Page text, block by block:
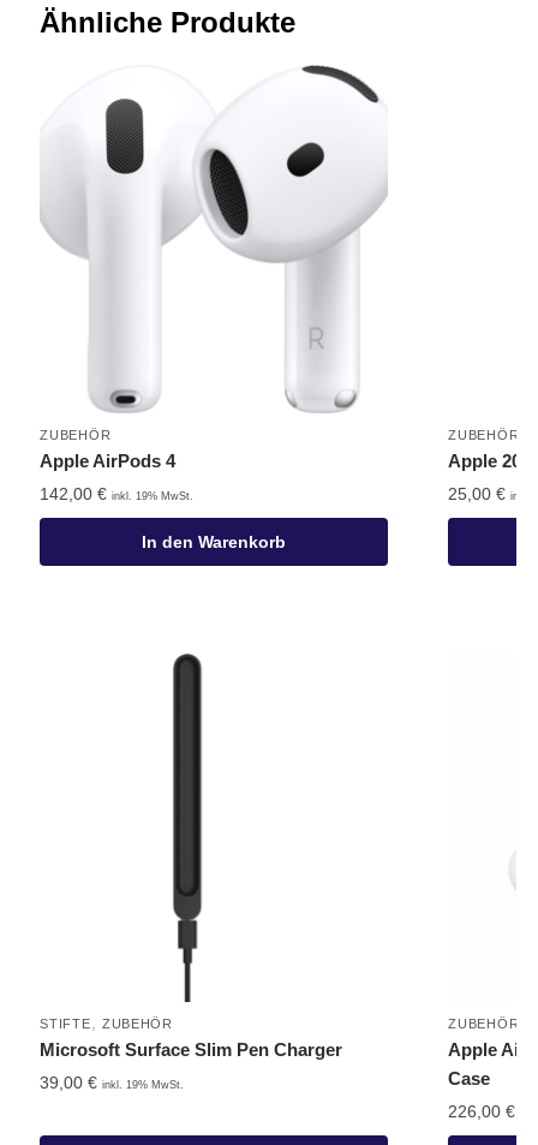
Ähnliche Produkte
ZUBEHÖR
Apple AirPods 4
142,00€ inkl. 19% MwSt.
In den Warenkorb
ZUBEHÖR
Apple 20
25,00€ inkl.
STIFTE, ZUBEHÖR
Microsoft Surface Slim Pen Charger
39,00€ inkl. 19% MwSt.
ZUBEHÖR
Apple
Case
226,00€